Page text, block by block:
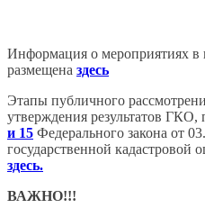
Информация о мероприятиях в
размещена здесь
Этапы публичного
утверждения результатов ГКО,
и 15 Федерального закона от
государственной кадастровой
здесь.
ВАЖНО!!!